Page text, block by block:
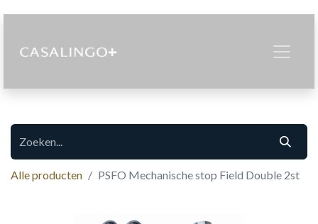
Alle producten PSFO Mechanische stop Field Double 2st